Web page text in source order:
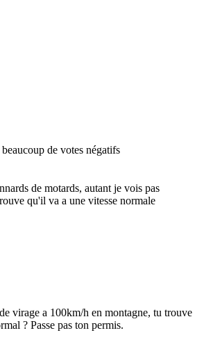
de votes négatifs
de motards, autant je vois pas
qu'il va a une vitesse normale
virage a 100km/h en montagne, tu trouve
? Passe pas ton permis.